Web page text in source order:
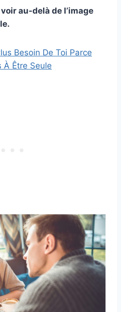
au-delà de l’image
Besoin De Toi Parce
À Être Seule